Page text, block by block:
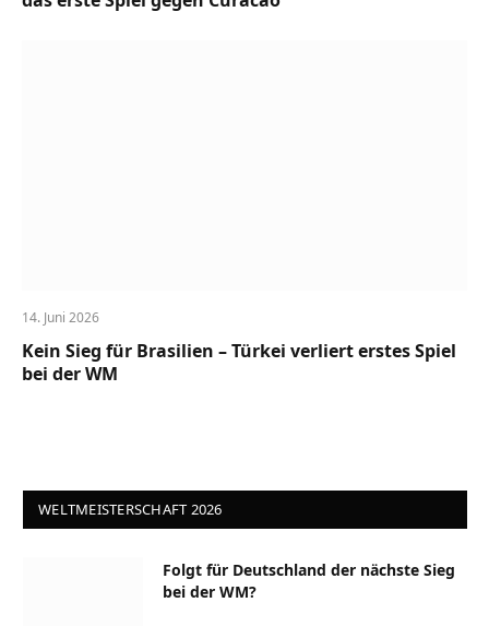
14. Juni 2026
Kein Sieg für Brasilien – Türkei verliert erstes Spiel
bei der WM
WELTMEISTERSCHAFT 2026
Folgt für Deutschland der nächste Sieg
bei der WM?